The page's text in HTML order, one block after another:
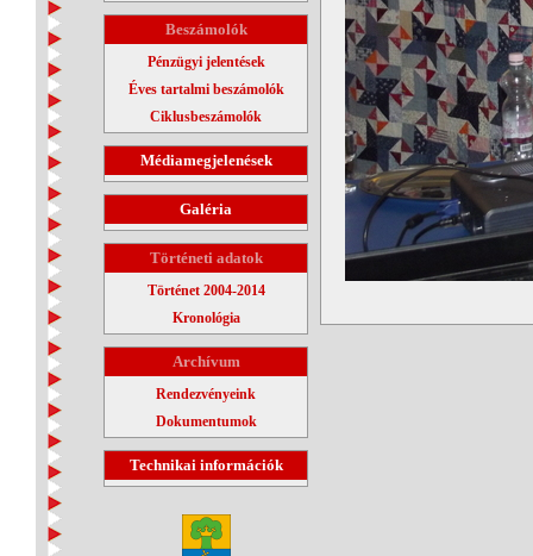
Beszámolók
Pénzügyi jelentések
Éves tartalmi beszámolók
Ciklusbeszámolók
Médiamegjelenések
Galéria
Történeti adatok
Történet 2004-2014
Kronológia
Archívum
Rendezvényeink
Dokumentumok
Technikai információk